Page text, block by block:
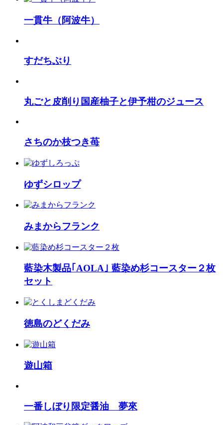
一貫牛（阿波牛）
すだちぶり
丸ごと皮削り国産柚子と伊予柑のジュース
さちのか枝つき苺
ゆずシロップ
みまからフランク
藍染木製品｢AOLA｣ 藍染め杉コースター２枚
セット
徳島のどくだみ
遊山箱
一番しぼり限定醤油 夢來